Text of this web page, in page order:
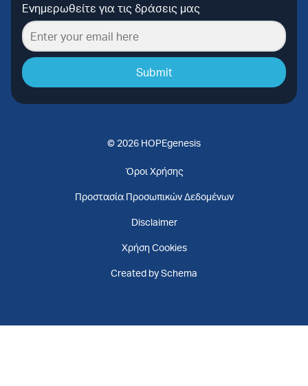
Ενημερωθείτε για τις δράσεις μας
Submit
© 2026 HOPEgenesis
Όροι Χρήσης
Προστασία Προσωπικών Δεδομένων
Disclaimer
Χρήση Cookies
Created by Schema